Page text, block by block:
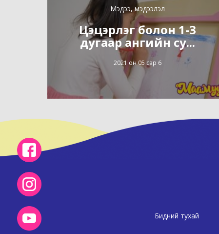
Мэдээ, мэдээлэл
Цэцэрлэг болон 1-3
дугаар ангийн су...
2021 он 05 сар 6
Бидний тухай